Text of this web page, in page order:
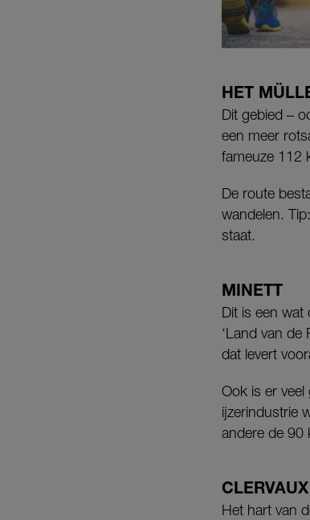
HET
Dit gebied –
een meer
fameuze 112
De route
wandelen.
staat.
MINETT
Dit is een
‘Land van de
dat levert
Ook is er
ijzerindustrie
andere de 90
CLERVAUX
Het hart van